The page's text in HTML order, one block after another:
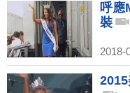
呼應
裝
2018-